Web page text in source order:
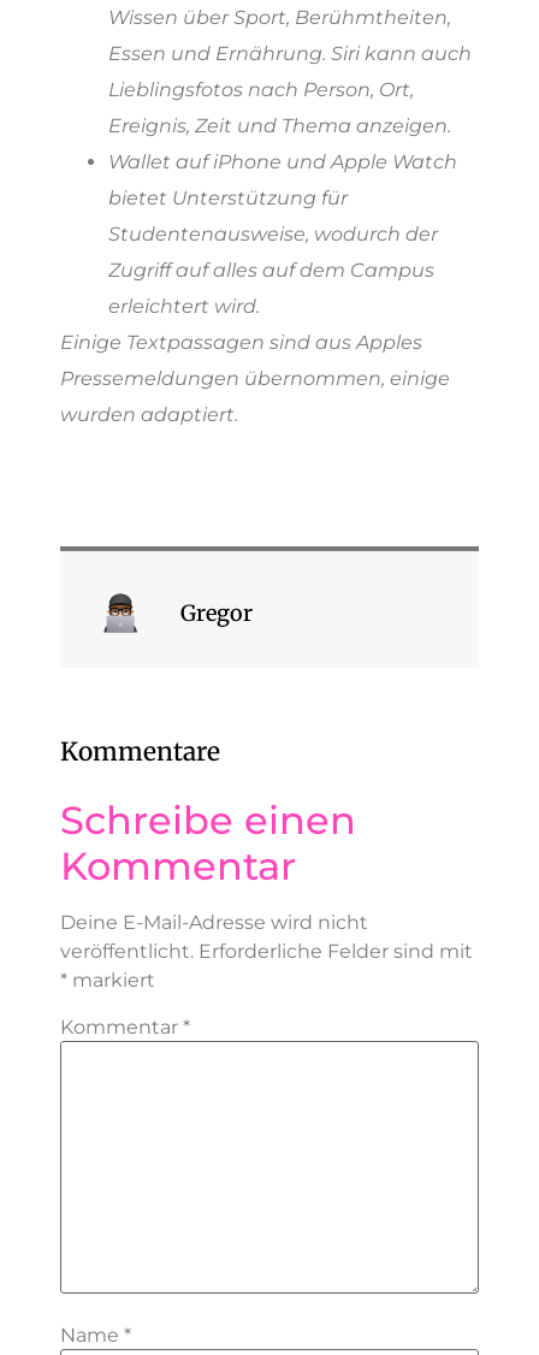
Wissen über Sport, Berühmtheiten,
Essen und Ernährung. Siri kann auch
Lieblingsfotos nach Person, Ort,
Ereignis, Zeit und Thema anzeigen.
Wallet auf iPhone und Apple Watch
bietet Unterstützung für
Studentenausweise, wodurch der
Zugriff auf alles auf dem Campus
erleichtert wird.
Einige Textpassagen sind aus Apples
Pressemeldungen übernommen, einige
wurden adaptiert.
Gregor
Kommentare
Schreibe einen
Kommentar
Deine E-Mail-Adresse wird nicht
veröffentlicht. Erforderliche Felder sind mit
* markiert
Kommentar *
Name *